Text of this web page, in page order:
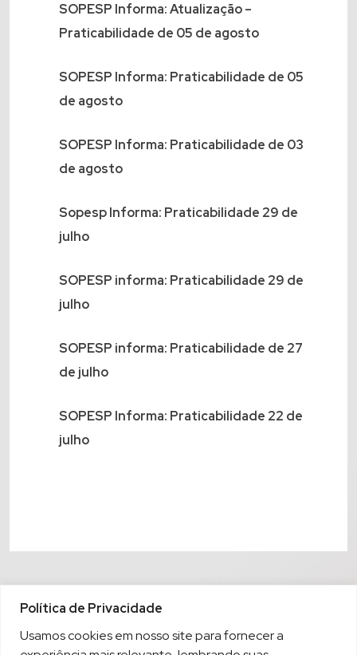
Política de Privacidade
Usamos cookies em nosso site para fornecer a
SOPESP Informa: Atualização –
Praticabilidade de 05 de agosto
SOPESP Informa: Praticabilidade de 05
de agosto
SOPESP Informa: Praticabilidade de 03
de agosto
Sopesp Informa: Praticabilidade 29 de
julho
SOPESP informa: Praticabilidade 29 de
julho
SOPESP informa: Praticabilidade de 27
de julho
SOPESP Informa: Praticabilidade 22 de
julho